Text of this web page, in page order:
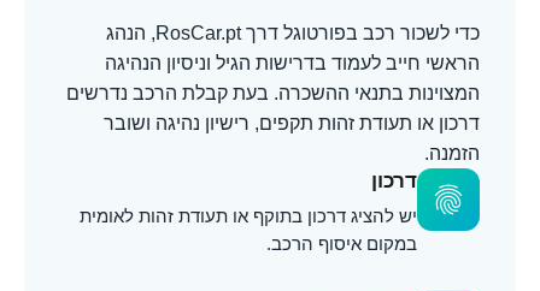
כדי לשכור רכב בפורטוגל דרך RosCar.pt, הנהג
הראשי חייב לעמוד בדרישות הגיל וניסיון הנהיגה
המצוינות בתנאי ההשכרה. בעת קבלת הרכב נדרשים
דרכון או תעודת זהות תקפים, רישיון נהיגה ושובר
הזמנה.
fingerprint
דרכון
יש להציג דרכון בתוקף או תעודת זהות לאומית
במקום איסוף הרכב.